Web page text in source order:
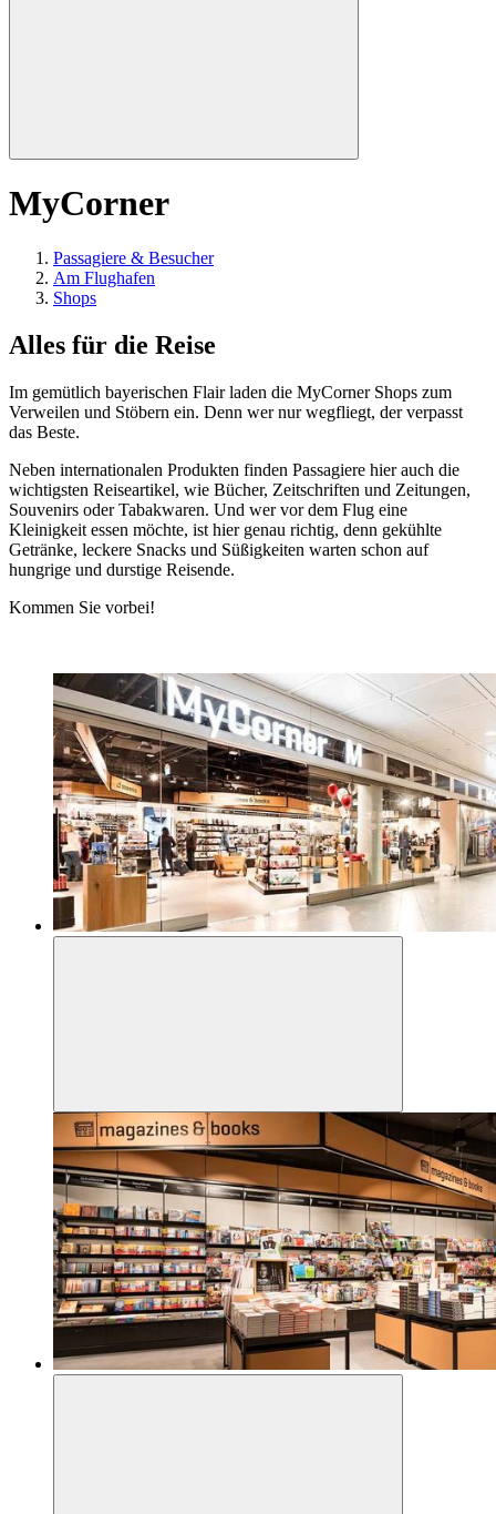
MyCorner
Passagiere & Besucher
Am Flughafen
Shops
Alles für die Reise
Im gemütlich bayerischen Flair laden die MyCorner Shops zum
Verweilen und Stöbern ein. Denn wer nur wegfliegt, der verpasst
das Beste.
Neben internationalen Produkten finden Passagiere hier auch die
wichtigsten Reiseartikel, wie Bücher, Zeitschriften und Zeitungen,
Souvenirs oder Tabakwaren. Und wer vor dem Flug eine
Kleinigkeit essen möchte, ist hier genau richtig, denn gekühlte
Getränke, leckere Snacks und Süßigkeiten warten schon auf
hungrige und durstige Reisende.
Kommen Sie vorbei!